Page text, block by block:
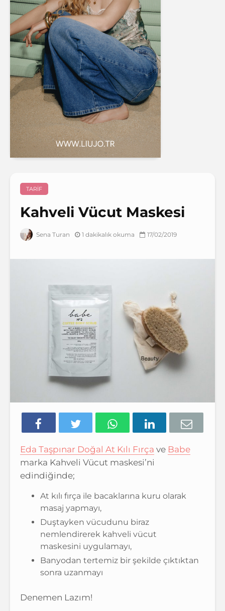
TARIF
Kahveli Vücut Maskesi
Sena Turan 1 dakikalık okuma 17/02/2019
Eda Taşpınar Doğal At Kılı Fırça ve Babe
marka Kahveli Vücut maskesi’ni
edindiğinde;
At kılı fırça ile bacaklarına kuru olarak
masaj yapmayı,
Duştayken vücudunu biraz
nemlendirerek kahveli vücut
maskesini uygulamayı,
Banyodan tertemiz bir şekilde çıktıktan
sonra uzanmayı
Denemen Lazım!